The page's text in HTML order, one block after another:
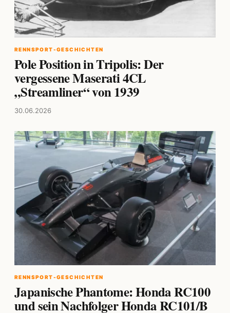
RENNSPORT-GESCHICHTEN
Pole Position in Tripolis: Der
vergessene Maserati 4CL
„Streamliner“ von 1939
30.06.2026
RENNSPORT-GESCHICHTEN
Japanische Phantome: Honda RC100
und sein Nachfolger Honda RC101/B